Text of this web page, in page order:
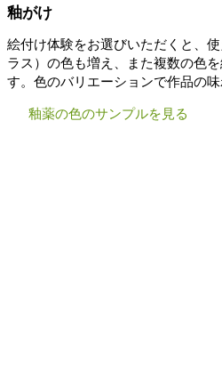
釉がけ
絵付け体験をお選びいただくと、
ラス）の色も増え、また複数の色
す。色のバリエーションで作品の味
釉薬の色のサンプルを見る